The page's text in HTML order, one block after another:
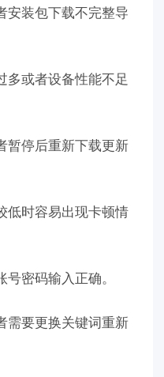
安装包下载不完整导
多或者设备性能不足
暂停后重新下载更新
低时容易出现卡顿情
密码输入正确。
需要更换关键词重新